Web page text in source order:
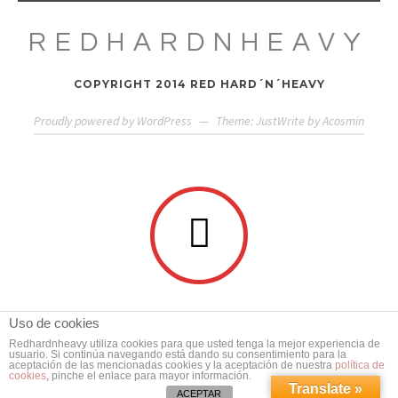
REDHARDNHEAVY
COPYRIGHT 2014 RED HARD´N´HEAVY
Proudly powered by WordPress — Theme: JustWrite byAcosmin
Uso de cookies
Redhardnheavy utiliza cookies para que usted tenga la mejor experiencia de
usuario. Si continúa navegando está dando su consentimiento para la
aceptación de las mencionadas cookies y la aceptación de nuestra política de
cookies, pinche el enlace para mayor información.
ACEPTAR Translate »